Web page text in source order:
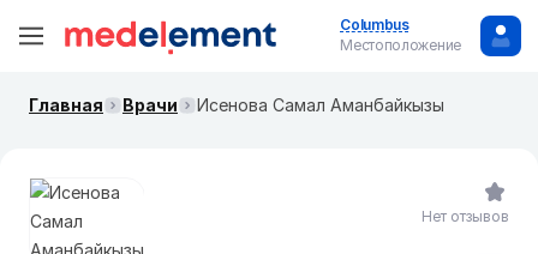
Columbus
Местоположение
Главная Врачи Исенова Самал Аманбайкызы
Нет отзывов